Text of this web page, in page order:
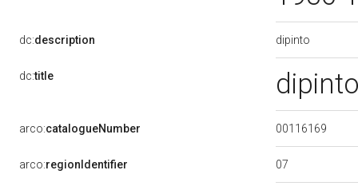
dc:description dipinto
dc:title
arco:catalogueNumber 00116169
arco:regionIdentifier 07